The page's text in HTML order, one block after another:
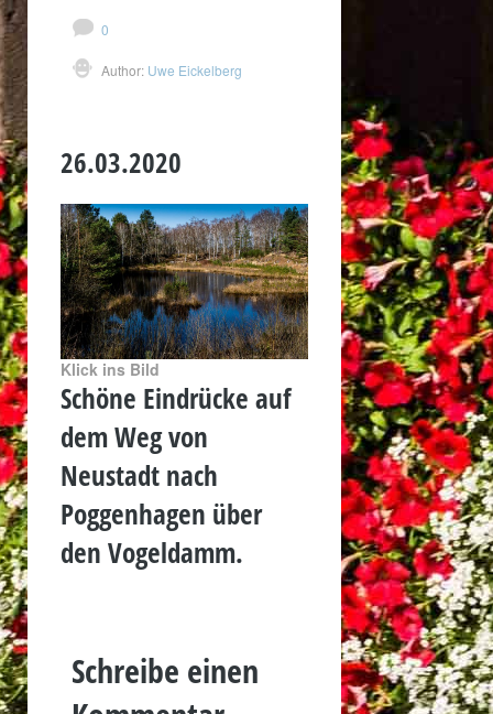
0
Author: Uwe Eickelberg
26.03.2020
Klick ins Bild
Schöne Eindrücke auf
dem Weg von
Neustadt nach
Poggenhagen über
den Vogeldamm.
Schreibe einen